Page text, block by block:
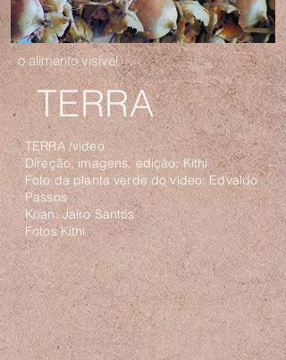
o alimento visível
TERRA
TERRA /vídeo
Direção, imagens, edição: Kithi
Foto da planta verde do vídeo: Edvaldo
Passos
Koan: Jairo Santos
Fotos Kithi